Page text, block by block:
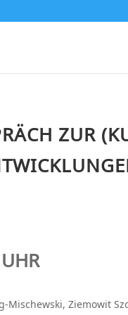
ZUR
Mischewski, Ziemowit